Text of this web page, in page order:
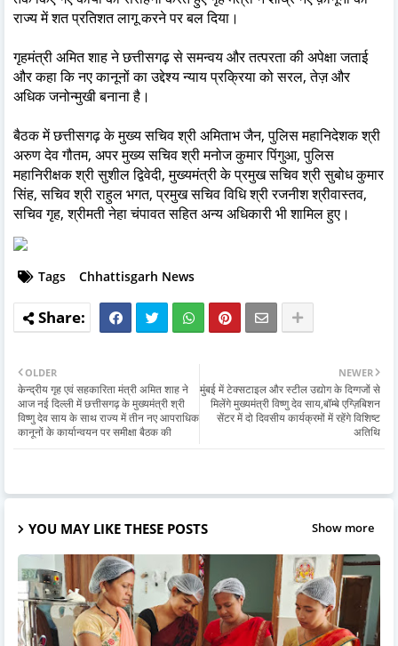
राज्य में शत प्रतिशत लागू करने पर बल दिया।
गृहमंत्री अमित शाह ने छत्तीसगढ़ से समन्वय और तत्परता की अपेक्षा जताई
और कहा कि नए कानूनों का उद्देश्य न्याय प्रक्रिया को सरल, तेज़ और
अधिक जनोन्मुखी बनाना है।
बैठक में छत्तीसगढ़ के मुख्य सचिव श्री अमिताभ जैन, पुलिस महानिदेशक श्री
अरुण देव गौतम, अपर मुख्य सचिव श्री मनोज कुमार पिंगुआ, पुलिस
महानिरीक्षक श्री सुशील द्विवेदी, मुख्यमंत्री के प्रमुख सचिव श्री सुबोध कुमार
सिंह, सचिव श्री राहुल भगत, प्रमुख सचिव विधि श्री रजनीश श्रीवास्तव,
सचिव गृह, श्रीमती नेहा चंपावत सहित अन्य अधिकारी भी शामिल हुए।
Tags Chhattisgarh News
NEWER
मुंबई में टेक्सटाइल और स्टील उद्योग के दिग्गजों से
मिलेंगे मुख्यमंत्री विष्णु देव साय,बॉम्बे एग्ज़िबिशन
सेंटर में दो दिवसीय कार्यक्रमों में रहेंगे विशिष्ट
अतिथि
OLDER
केन्द्रीय गृह एवं सहकारिता मंत्री अमित शाह ने
आज नई दिल्ली में छत्तीसगढ़ के मुख्यमंत्री श्री
विष्णु देव साय के साथ राज्य में तीन नए आपराधिक
कानूनों के कार्यान्वयन पर समीक्षा बैठक की
YOU MAY LIKE THESE POSTS Show more